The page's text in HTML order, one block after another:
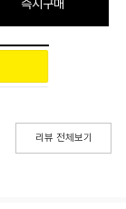
즉시구매
리뷰 전체보기